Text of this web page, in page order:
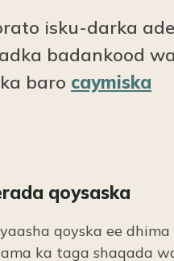
isku-darka
badankood
baro caymiska
qoysaska
qoyska ee
ka taga shaqada